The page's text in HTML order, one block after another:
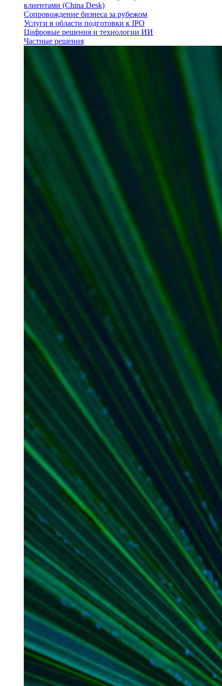
клиентами (China Desk)
Сопровождение бизнеса за рубежом
Услуги в области подготовки к IPO
Цифровые решения и технологии ИИ
Частные решения